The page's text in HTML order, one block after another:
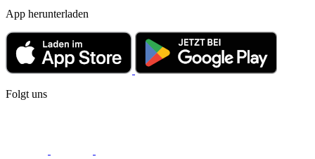
App herunterladen
Folgt uns